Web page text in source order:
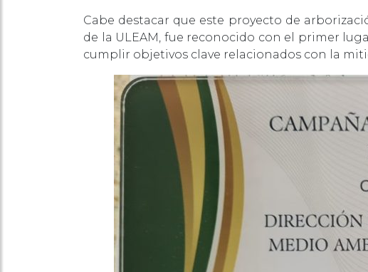
Cabe destacar que este proyecto de
de la ULEAM, fue reconocido con el primer
cumplir objetivos clave relacionados con la